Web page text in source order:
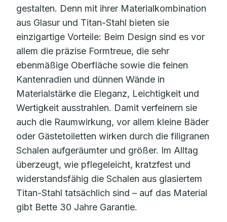
gestalten. Denn mit ihrer Materialkombination
aus Glasur und Titan-Stahl bieten sie
einzigartige Vorteile: Beim Design sind es vor
allem die präzise Formtreue, die sehr
ebenmäßige Oberfläche sowie die feinen
Kantenradien und dünnen Wände in
Materialstärke die Eleganz, Leichtigkeit und
Wertigkeit ausstrahlen. Damit verfeinern sie
auch die Raumwirkung, vor allem kleine Bäder
oder Gästetoiletten wirken durch die filigranen
Schalen aufgeräumter und größer. Im Alltag
überzeugt, wie pflegeleicht, kratzfest und
widerstandsfähig die Schalen aus glasiertem
Titan-Stahl tatsächlich sind – auf das Material
gibt Bette 30 Jahre Garantie.